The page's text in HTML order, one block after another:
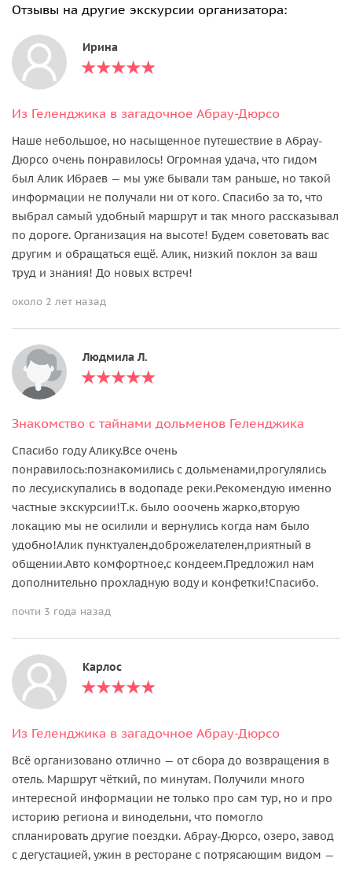
Отзывы на другие экскурсии организатора:
Ирина
Из Геленджика в загадочное Абрау-Дюрсо
Наше небольшое, но насыщенное путешествие в Абрау-
Дюрсо очень понравилось! Огромная удача, что гидом
был Алик Ибраев — мы уже бывали там раньше, но такой
информации не получали ни от кого. Спасибо за то, что
выбрал самый удобный маршрут и так много рассказывал
по дороге. Организация на высоте! Будем советовать вас
другим и обращаться ещё. Алик, низкий поклон за ваш
труд и знания! До новых встреч!
около 2 лет назад
Людмила Л.
Знакомство с тайнами дольменов Геленджика
Спасибо году Алику.Все очень
понравилось:познакомились с дольменами,прогулялись
по лесу,искупались в водопаде реки.Рекомендую именно
частные экскурсии!Т.к. было ооочень жарко,вторую
локацию мы не осилили и вернулись когда нам было
удобно!Алик пунктуален,доброжелателен,приятный в
общении.Авто комфортное,с кондеем.Предложил нам
дополнительно прохладную воду и конфетки!Спасибо.
почти 3 года назад
Карлос
Из Геленджика в загадочное Абрау-Дюрсо
Всё организовано отлично — от сбора до возвращения в
отель. Маршрут чёткий, по минутам. Получили много
интересной информации не только про сам тур, но и про
историю региона и винодельни, что помогло
спланировать другие поездки. Абрау-Дюрсо, озеро, завод
с дегустацией, ужин в ресторане с потрясающим видом —